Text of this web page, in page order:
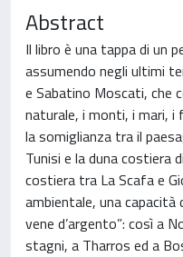
Abstract
Il libro è una tappa di un
assumendo negli ultimi
e Sabatino Moscati, che
naturale, i monti, i mari, i
la somiglianza tra il
Tunisi e la duna costiera
costiera tra La Scafa e
ambientale, una capacità
vene d’argento”: così a
stagni, a Tharros ed a